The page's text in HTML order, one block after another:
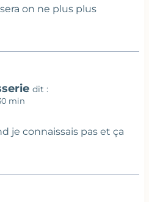
on ne plus plus
dit :
min
je connaissais pas et ça